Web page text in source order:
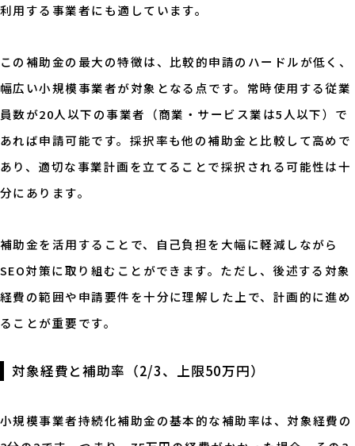
利用する事業者にも適しています。
この補助金の最大の特徴は、比較的申請のハードルが低く、
幅広い小規模事業者が対象となる点です。常時使用する従業
員数が20人以下の事業者（商業・サービス業は5人以下）で
あれば申請可能です。採択率も他の補助金と比較して高めで
あり、適切な事業計画を立てることで採択される可能性は十
分にあります。
補助金を活用することで、自己負担を大幅に軽減しながら
SEO対策に取り組むことができます。ただし、後述する対象
経費の範囲や申請要件を十分に理解した上で、計画的に進め
ることが重要です。
対象経費と補助率（2/3、上限50万円）
小規模事業者持続化補助金の基本的な補助率は、対象経費の